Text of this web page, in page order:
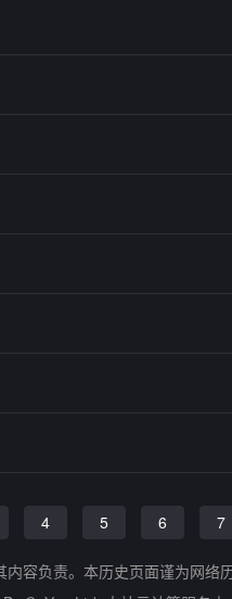
4 5 6 7
容负责。本历史页面谨为网络